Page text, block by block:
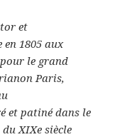
et
1805 aux
le grand
Paris,
et patiné dans le
XIXe siècle